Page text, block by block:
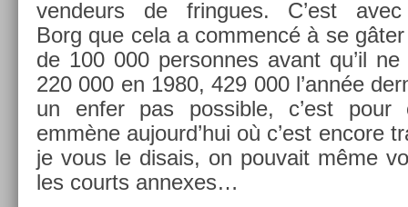
ven­deurs de frin­gues. C’est avec
Borg que cela a com­mencé à se
de 100 000 per­son­nes avant qu’il
220 000 en 1980, 429 000 l’année
un enfer pas pos­sible, c’est
emmène aujourd’hui où c’est en­core
je vous le dis­ais, on pouvait même
les co­urts an­nexes…